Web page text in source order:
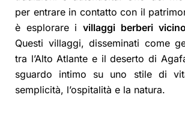
per entrare in contatto con il
è esplorare ivillaggi berberi
Questi villaggi, disseminati come
tra l’Alto Atlante e il deserto di
sguardo intimo su uno stile di
semplicità, l’ospitalità e la natura.